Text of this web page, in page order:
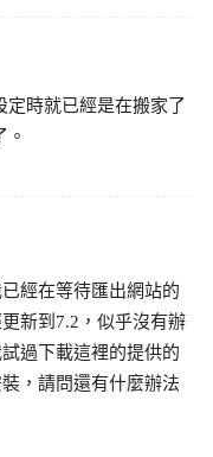
定時就已經是在搬家了
。
經在等待匯出網站的
新到7.2，似乎沒有辦
過下載這裡的提供的
，請問還有什麼辦法